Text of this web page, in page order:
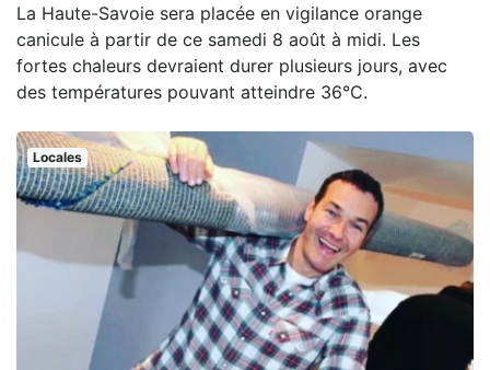
La Haute-Savoie sera placée en vigilance orange
canicule à partir de ce samedi 8 août à midi. Les
fortes chaleurs devraient durer plusieurs jours, avec
des températures pouvant atteindre 36°C.
Locales